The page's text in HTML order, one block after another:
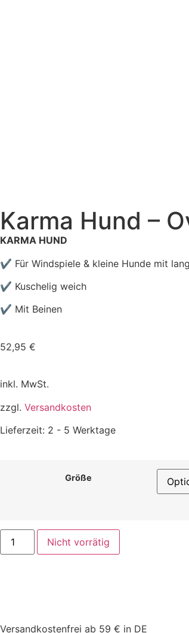
Karma Hund –
KARMA HUND
✔ Für Windspiele & kleine Hunde mit
✔ Kuschelig weich
✔ Mit Beinen
52,95 €
inkl. MwSt.
zzgl. Versandkosten
Lieferzeit: 2 - 5 Werktage
Größe
Nicht vorrätig
Versandkostenfrei ab 59 € in DE